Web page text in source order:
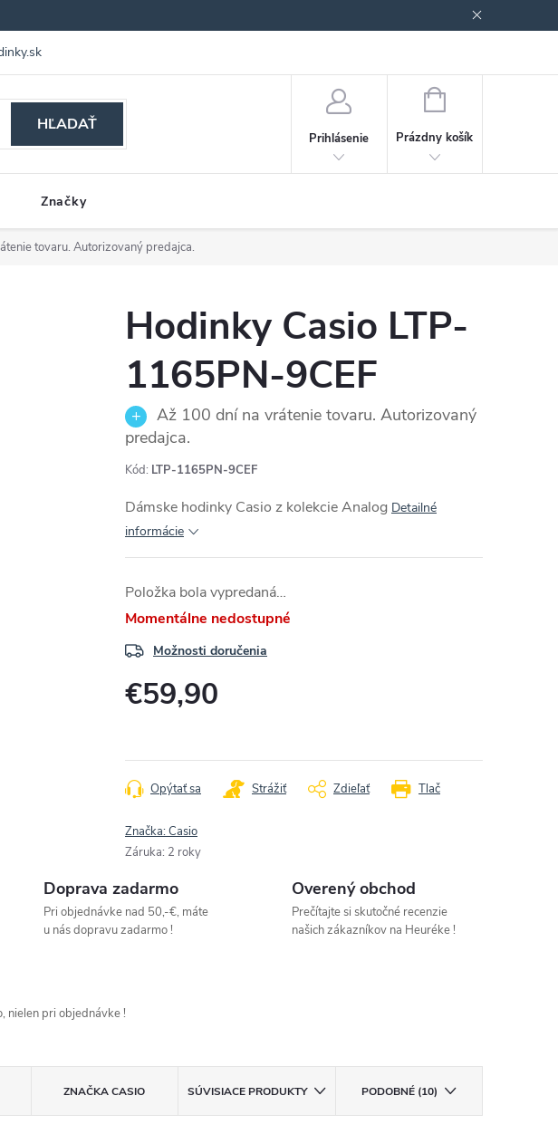
Obchodné podmienky
HĽADAŤ
Prihlásenie
NÁKUPNÝ
Prázdny košík
Značky
tovaru. Autorizovaný predajca.
Hodinky Casio LTP-
1165PN-9CEF
Až 100 dní na vrátenie tovaru. Autorizovaný
predajca.
Kód: LTP-1165PN-9CEF
Dámske hodinky Casio z kolekcieAnalog Detailné
informácie
Položka bola vypredaná…
Momentálne nedostupné
Možnosti doručenia
€59,90
Tlač
Opýtať sa Strážiť Zdieľať
Značka:Casio
Záruka: 2 roky
Doprava zadarmo
Pri objednávke nad 50,-€, máte
u nás dopravu zadarmo !
Overený obchod
Prečítajte si skutočné recenzie
našich zákazníkov na Heuréke !
nielen pri objednávke !
ZNAČKACASIO SÚVISIACE PRODUKTY PODOBNÉ (10)